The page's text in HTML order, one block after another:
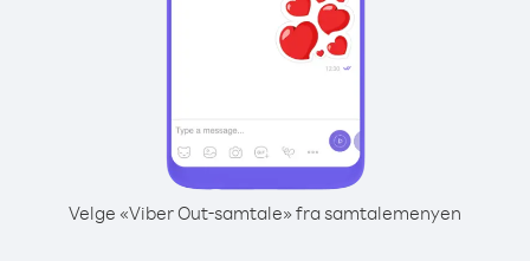
Velge «Viber Out-samtale» fra samtalemenyen